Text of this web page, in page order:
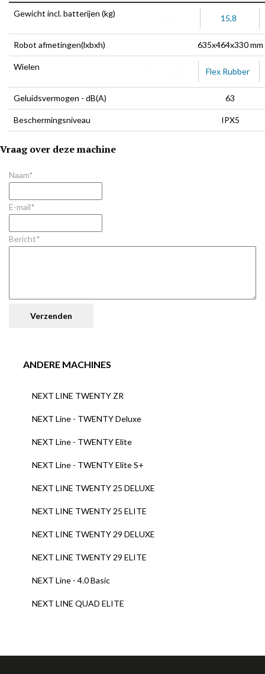
Gewicht incl. batterijen (kg) 15,8
Robot afmetingen(lxbxh) 635x464x330 mm
Wielen Flex Rubber
Geluidsvermogen - dB(A) 63
Beschermingsniveau IPX5
Vraag over deze machine
Naam*
E-mail*
Bericht*
ANDERE MACHINES
NEXT LINE TWENTY ZR
NEXT Line - TWENTY Deluxe
NEXT Line - TWENTY Elite
NEXT Line - TWENTY Elite S+
NEXT LINE TWENTY 25 DELUXE
NEXT LINE TWENTY 25 ELITE
NEXT LINE TWENTY 29 DELUXE
NEXT LINE TWENTY 29 ELITE
NEXT Line - 4.0 Basic
NEXT LINE QUAD ELITE